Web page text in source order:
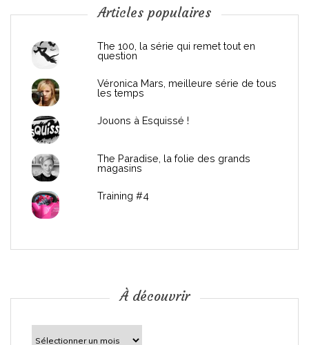
n
c
Articles populaires
The 100, la série qui remet tout en
question
Véronica Mars, meilleure série de tous
les temps
Jouons à Esquissé !
The Paradise, la folie des grands
magasins
Training #4
À découvrir
découvrir